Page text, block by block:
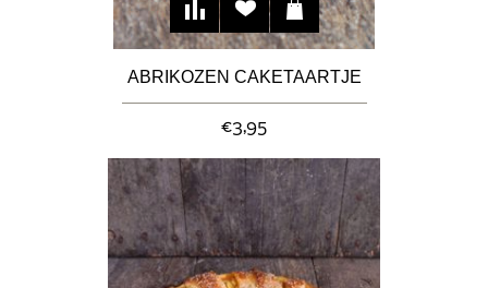
ABRIKOZEN CAKETAARTJE
€3,95